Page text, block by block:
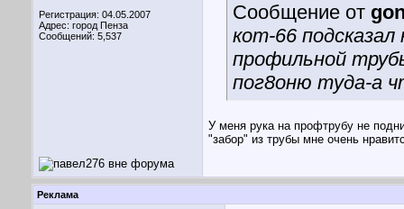
Регистрация: 04.05.2007
Адрес: город Пенза
Сообщений: 5,537
Сообщение от
кот-66
профильной
пог8оню туда-а
У меня рука на профтрубу не
"забор" из трубы мне очень
Реклама